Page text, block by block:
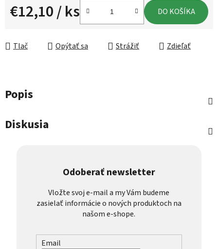
€12,10/ ks DO KOŠÍKA
Tlač Opýtať sa Strážiť Zdieľať
Popis
Diskusia
Odoberať newsletter
Vložte svoj e-mail a my Vám budeme
zasielať informácie o nových produktoch na
našom e-shope.
Email